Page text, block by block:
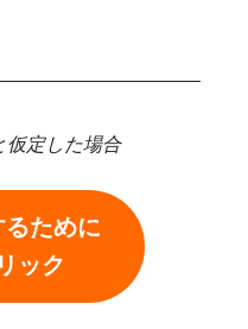
定した場合
ために
ック